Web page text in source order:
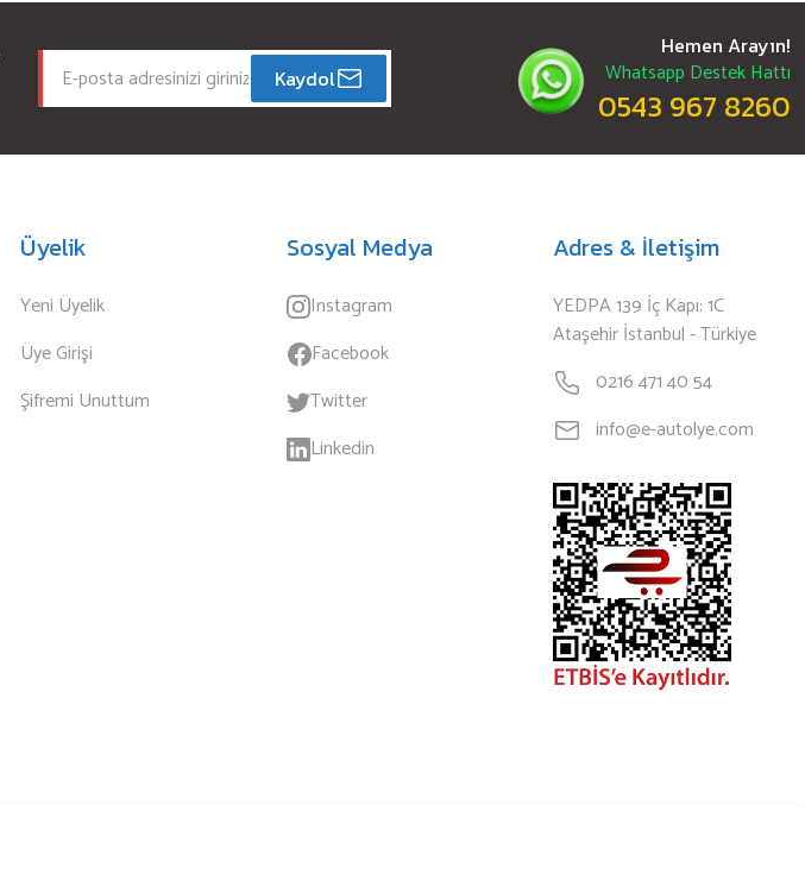
Kaydol
Hemen Arayın!
Whatsapp Destek Hattı
0543 967 8260
Üyelik
Yeni Üyelik
Üye Girişi
Şifremi Unuttum
Sosyal Medya
Instagram
Facebook
Twitter
Linkedin
Adres & İletişim
YEDPA 139 İç Kapı: 1C
Ataşehir İstanbul - Türkiye
0216 471 40 54
info@e-autolye.com